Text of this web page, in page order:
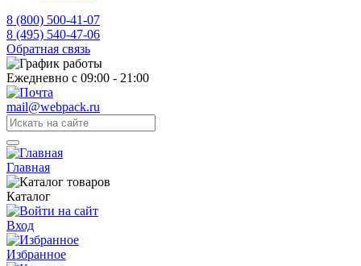
8 (800) 500-41-07
8 (495) 540-47-06
Обратная связь
Ежедневно с 09:00 - 21:00
mail@webpack.ru
Главная
Каталог
Вход
Избранное